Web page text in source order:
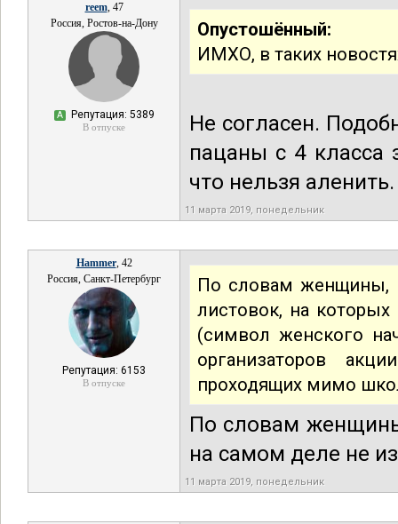
reem, 47
Россия, Ростов-на-Дону
А Репутация: 5389
В отпуске
Опустошённый:
ИМХО, в таких
Не согласен.
пацаны с 4 класса
что нельзя аленить.
11 марта 2019, понедельник
Hammer, 42
Россия, Санкт-Петербург
Репутация: 6153
В отпуске
По словам женщины,
листовок, на
(символ женского
организаторов
проходящих мимо
По словам
на самом деле не
11 марта 2019, понедельник